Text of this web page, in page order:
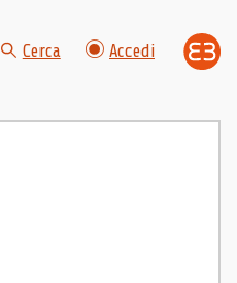
Cerca Accedi